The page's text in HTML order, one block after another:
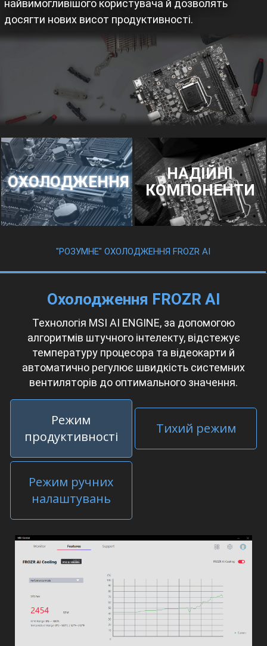
найвимогливішого користувача й дозволять
досягти нових висот продуктивності.
ОХОЛОДЖЕННЯ
НАДІЙНІ
КОМПОНЕНТИ
"РОЗУМНЕ" ОХОЛОДЖЕННЯ FROZR AI
Охолодження FROZR AI
Технологія MSI AI ENGINE, за допомогою
алгоритмів штучного інтелекту, відстежує
температуру процесора та відеокарти й
автоматично регулює швидкість системних
вентиляторів до оптимального значення.
Режим
продуктивності
Тихий режим
Режим ручних
налаштувань